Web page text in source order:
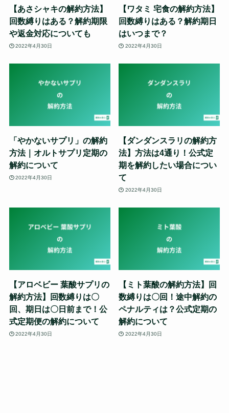
【あさシャキの解約方法】
回数縛りはある？解約期限
や返金対応についても
2022年4月30日
【ワタミ 宅食の解約方法】
回数縛りはある？解約期日
はいつまで？
2022年4月30日
「やかないサプリ」の解約
方法｜オルトサプリ定期の
解約について
2022年4月30日
【ダンダンスラリの解約方
法】方法は4通り！公式定
期を解約したい場合につい
て
2022年4月30日
【アロベビー 葉酸サプリの
解約方法】回数縛りは〇
回、期日は〇日前まで！公
式定期便の解約について
2022年4月30日
【ミト葉酸の解約方法】回
数縛りは〇回！途中解約の
ペナルティは？公式定期の
解約について
2022年4月30日